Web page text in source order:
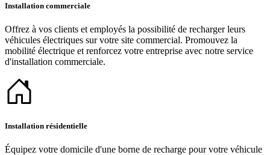
Installation commerciale
Offrez à vos clients et employés la possibilité de recharger leurs
véhicules électriques sur votre site commercial. Promouvez la
mobilité électrique et renforcez votre entreprise avec notre service
d'installation commerciale.
Installation résidentielle
Équipez votre domicile d'une borne de recharge pour votre véhicule